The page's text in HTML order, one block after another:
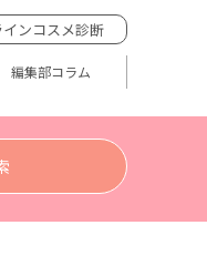
ンコスメ診断
編集部コラム